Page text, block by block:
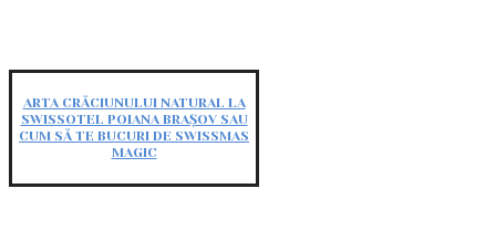
ARTA CRĂCIUNULUI NATURAL LA
SWISSOTEL POIANA BRAȘOV SAU
CUM SĂ TE BUCURI DE SWISSMAS
MAGIC